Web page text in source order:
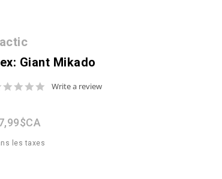
Giant Mikado
0.0
Write a review
les taxes